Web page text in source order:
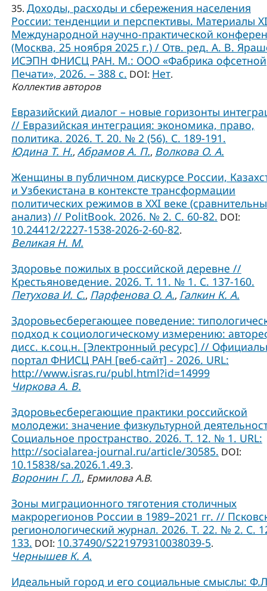
35. Доходы, расходы и сбережения населения
России: тенденции и перспективы. Материалы XI
Международной научно-практической
(Москва, 25 ноября 2025 г.) / Отв. ред. А. В.
ИСЭПН ФНИСЦ РАН. М.: ООО «Фабрика офсетной
Печати», 2026. – 388 с. DOI: Нет.
Коллектив авторов
Евразийский диалог – новые горизонты
// Евразийская интеграция: экономика, право,
политика. 2026. Т. 20. № 2 (56). С. 189-191.
Юдина Т. Н., Абрамов А. П., Волкова О. А.
Женщины в публичном дискурсе России,
и Узбекистана в контексте трансформации
политических режимов в XXI веке
анализ) // PolitBook. 2026. № 2. С. 60-82. DOI:
10.24412/2227-1538-2026-2-60-82.
Великая Н. М.
Здоровье пожилых в российской деревне //
Крестьяноведение. 2026. Т. 11. № 1. С. 137-160.
Петухова И. С., Парфенова О. А., Галкин К. А.
Здоровьесберегающее поведение:
подход к социологическому измерению:
дисс. к.соц.н. [Электронный ресурс] //
портал ФНИСЦ РАН [веб-сайт] - 2026. URL:
http://www.isras.ru/publ.html?id=14999
Чиркова А. В.
Здоровьесберегающие практики российской
молодежи: значение физкультурной
Социальное пространство. 2026. Т. 12. № 1. URL:
http://socialarea-journal.ru/article/30585. DOI:
10.15838/sa.2026.1.49.3.
Воронин Г. Л., Ермилова А.В.
Зоны миграционного тяготения столичных
макрорегионов России в 1989–2021 гг. //
регионологический журнал. 2026. Т. 22. № 2. С.
133. DOI: 10.37490/S221979310038039-5.
Чернышев К. А.
Идеальный город и его социальные смыслы: